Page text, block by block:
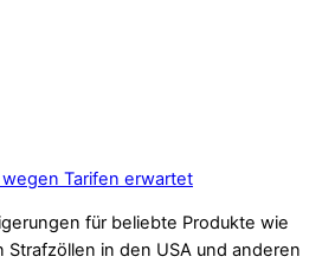
Tarifen erwartet
für beliebte Produkte wie
Strafzöllen in den USA und anderen